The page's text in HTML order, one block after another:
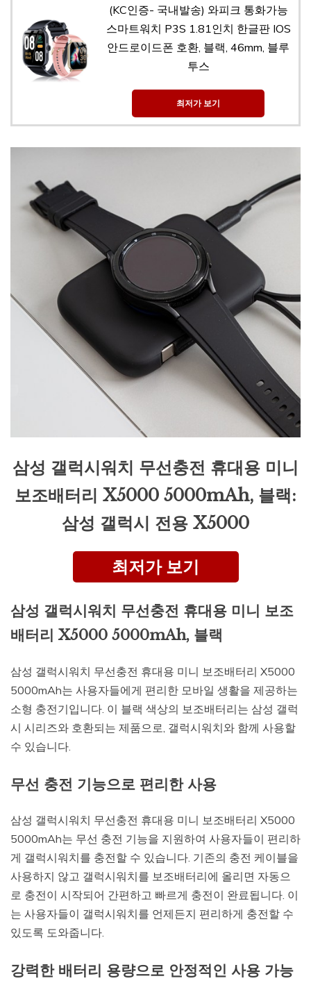
(KC인증- 국내발송) 와피크 통화가능
스마트워치 P3S 1.81인치 한글판 IOS
안드로이드폰 호환, 블랙, 46mm, 블루
투스
최저가 보기
삼성 갤럭시워치 무선충전 휴대용 미니
보조배터리 X5000 5000mAh, 블랙:
삼성 갤럭시 전용 X5000
최저가 보기
삼성 갤럭시워치 무선충전 휴대용 미니 보조
배터리 X5000 5000mAh, 블랙
삼성 갤럭시워치 무선충전 휴대용 미니 보조배터리 X5000
5000mAh는 사용자들에게 편리한 모바일 생활을 제공하는
소형 충전기입니다. 이 블랙 색상의 보조배터리는 삼성 갤럭
시 시리즈와 호환되는 제품으로, 갤럭시워치와 함께 사용할
수 있습니다.
무선 충전 기능으로 편리한 사용
삼성 갤럭시워치 무선충전 휴대용 미니 보조배터리 X5000
5000mAh는 무선 충전 기능을 지원하여 사용자들이 편리하
게 갤럭시워치를 충전할 수 있습니다. 기존의 충전 케이블을
사용하지 않고 갤럭시워치를 보조배터리에 올리면 자동으
로 충전이 시작되어 간편하고 빠르게 충전이 완료됩니다. 이
는 사용자들이 갤럭시워치를 언제든지 편리하게 충전할 수
있도록 도와줍니다.
강력한 배터리 용량으로 안정적인 사용 가능